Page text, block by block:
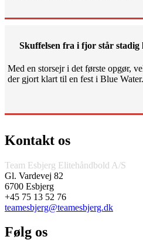
Skuffelsen fra i fjor står stadig
Med en storsejr i det første opgør,
der gjort klart til en fest i Blue
Kontakt os
Team Esbjerg Elitehåndbold A/S
Gl. Vardevej 82
6700 Esbjerg
+45 75 13 52 76
teamesbjerg@teamesbjerg.dk
Følg os